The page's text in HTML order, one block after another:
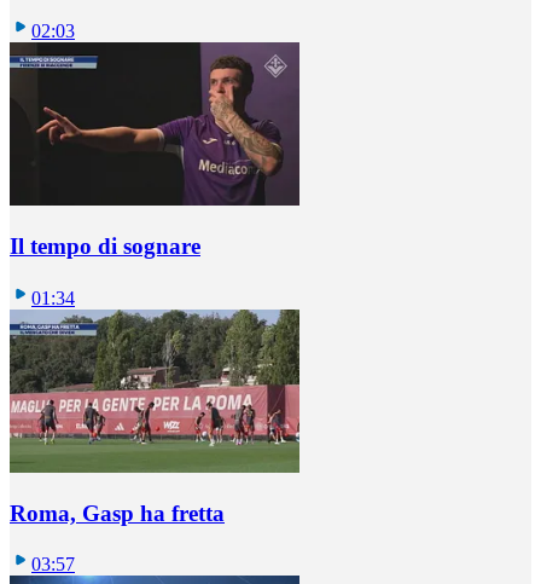
02:03
Il tempo di sognare
01:34
Roma, Gasp ha fretta
03:57